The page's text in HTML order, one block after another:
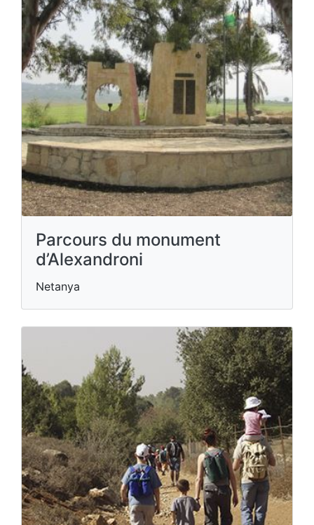
Parcours du monument
d’Alexandroni
Netanya